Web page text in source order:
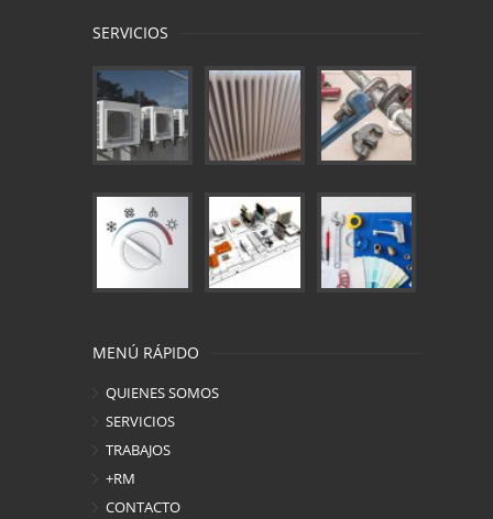
SERVICIOS
MENÚ RÁPIDO
QUIENES SOMOS
SERVICIOS
TRABAJOS
+RM
CONTACTO